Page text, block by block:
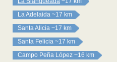
La Adelaida ~17 km
Santa Alicia ~17 km
Santa Felicia ~17 km
Campo Peña López ~16 km